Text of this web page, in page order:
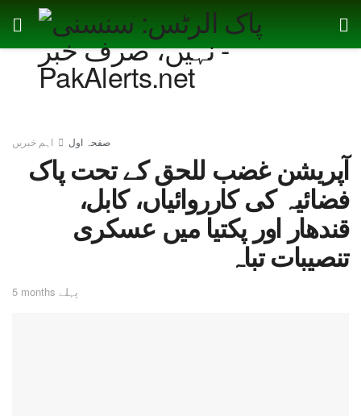
صفحہ اول اہم خبریں
آپریشن غضب للحق کے تحت پاک
فضائیہ کی کارروائیاں، کابل،
قندھار اور پکتیا میں عسکری
تنصیبات تباہ
5 months پہلے